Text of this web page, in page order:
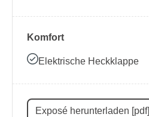
Komfort
Elektrische Heckklappe
Exposé herunterladen [pdf]